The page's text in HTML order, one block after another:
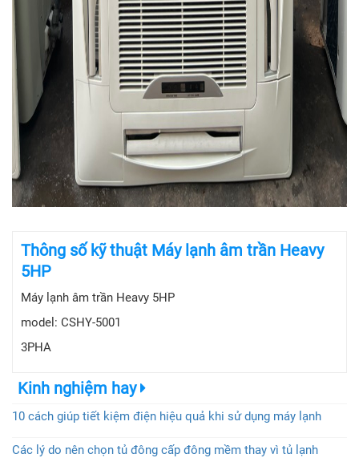
Thông số kỹ thuật Máy lạnh âm trần Heavy
5HP
Máy lạnh âm trần Heavy 5HP
model: CSHY-5001
3PHA
Kinh nghiệm hay
10 cách giúp tiết kiệm điện hiệu quả khi sử dụng máy lạnh
Các lý do nên chọn tủ đông cấp đông mềm thay vì tủ lạnh